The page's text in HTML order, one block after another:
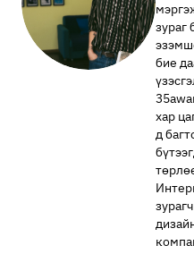
THE NEW
НАДАД НЭГ
🥇 ПАРИС -
МИЛЛЕНИАЛ
АЛИСАГИЙН
зураг
бие
хар
д